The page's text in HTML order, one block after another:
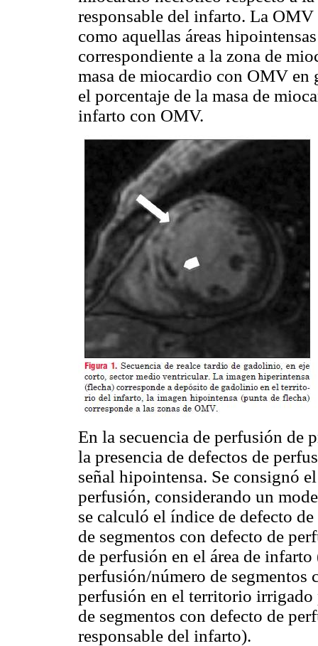
responsable del infarto. La OMV
como aquellas áreas
correspondiente a la zona de
masa de miocardio con OMV
el porcentaje de la masa de
infarto con OMV.
En la secuencia de perfusión de
la presencia de defectos de
señal hipointensa. Se consignó
perfusión, considerando un
se calculó el índice de defecto
de segmentos con defecto de
de perfusión en el área de
perfusión/número de segmentos
perfusión en el territorio
de segmentos con defecto de
responsable del infarto).